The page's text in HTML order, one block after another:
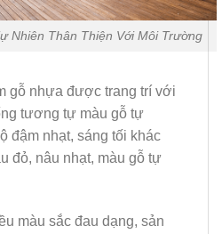
Nhiên Thân Thiện Với Môi Trường
gỗ nhựa được trang trí với
tương tự màu gỗ tự
đậm nhạt, sáng tối khác
đỏ, nâu nhạt, màu gỗ tự
màu sắc đau dạng, sản